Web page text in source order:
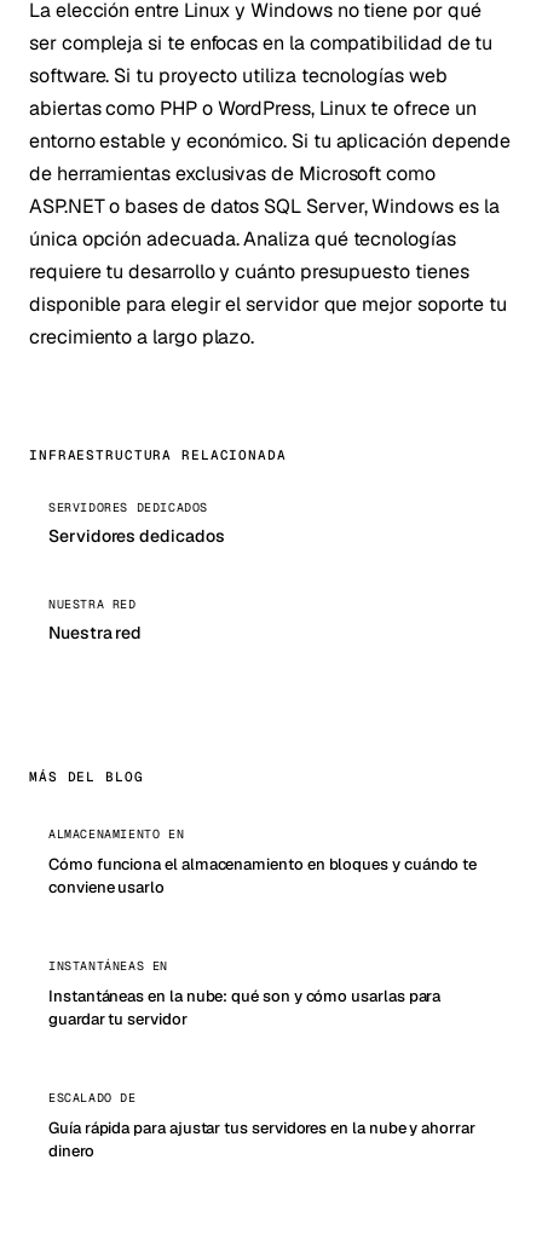
La elección entre Linux y Windows no tiene por qué
ser compleja si te enfocas en la compatibilidad de tu
software. Si tu proyecto utiliza tecnologías web
abiertas como PHP o WordPress, Linux te ofrece un
entorno estable y económico. Si tu aplicación depende
de herramientas exclusivas de Microsoft como
ASP.NET o bases de datos SQL Server, Windows es la
única opción adecuada. Analiza qué tecnologías
requiere tu desarrollo y cuánto presupuesto tienes
disponible para elegir el servidor que mejor soporte tu
crecimiento a largo plazo.
INFRAESTRUCTURA RELACIONADA
SERVIDORES DEDICADOS
Servidores dedicados
NUESTRA RED
Nuestra red
MÁS DEL BLOG
ALMACENAMIENTO EN
Cómo funciona el almacenamiento en bloques y cuándo te
conviene usarlo
INSTANTÁNEAS EN
Instantáneas en la nube: qué son y cómo usarlas para
guardar tu servidor
ESCALADO DE
Guía rápida para ajustar tus servidores en la nube y ahorrar
dinero